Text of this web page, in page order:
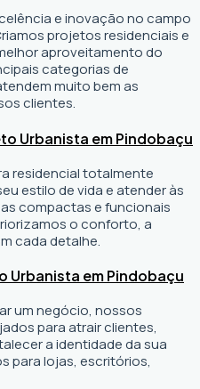
e inovação no campo
projetos residenciais e
aproveitamento do
categorias de
muito bem as
clientes.
Urbanista em Pindobaçu
residencial totalmente
estilo de vida e atender às
compactas e funcionais
o conforto, a
cada detalhe.
Urbanista em Pindobaçu
um negócio, nossos
para atrair clientes,
a identidade da sua
para lojas, escritórios,